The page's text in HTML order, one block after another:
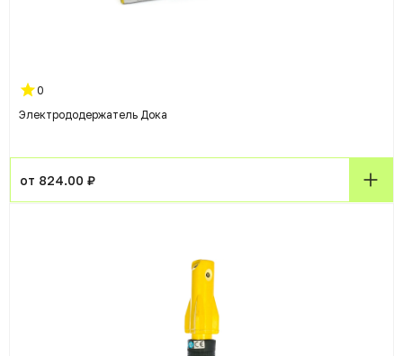
0
Электрододержатель Дока
от 824.00 ₽